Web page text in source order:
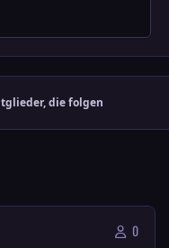
die folgen
0